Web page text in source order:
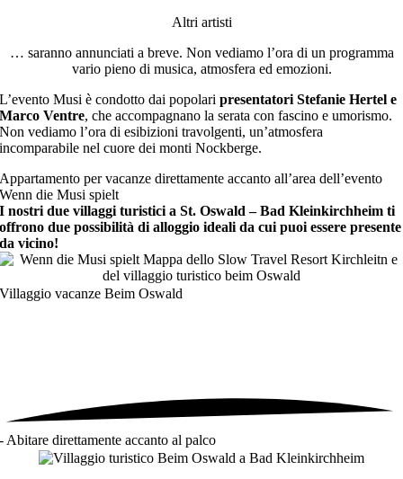
Altri artisti
… saranno annunciati a breve. Non vediamo l’ora di un programma
vario pieno di musica, atmosfera ed emozioni.
L’evento Musi è condotto dai popolaripresentatori Stefanie Hertel e
Marco Ventre, che accompagnano la serata con fascino e umorismo.
Non vediamo l’ora di esibizioni travolgenti, un’atmosfera
incomparabile nel cuore dei monti Nockberge.
Appartamento per vacanze direttamente accanto all’area dell’evento
Wenn die Musi spielt
I nostri due villaggi turistici a St. Oswald – Bad Kleinkirchheim ti
offrono due possibilità di alloggio ideali da cui puoi essere presente
da vicino!
Villaggio vacanze Beim Oswald
- Abitare direttamente accanto al palco